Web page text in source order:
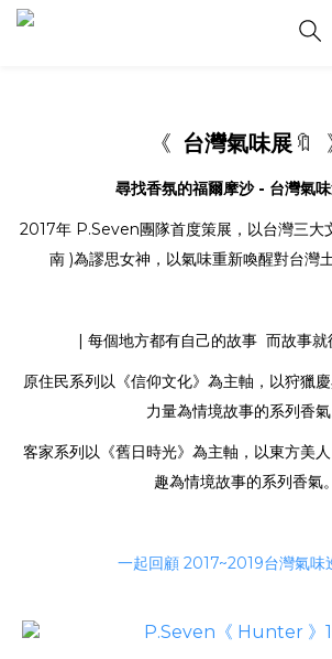
《 台灣氣味展 🔖
尋找香氛的福爾摩沙- 台灣氣
2017年 P.Seven團隊首度策展，以台灣三大
南 )為謬思女神，以氣味重新喚醒對台灣
| 每個地方都有自己的故事 而故事就
原住民系列以《信仰文化》為主軸，以狩獵
力量為情境故事的系列香氣
客家系列以《舊日時光》為主軸，以東方美
趣為情境故事的系列香氣。
一起回顧 2017~2019台灣氣味